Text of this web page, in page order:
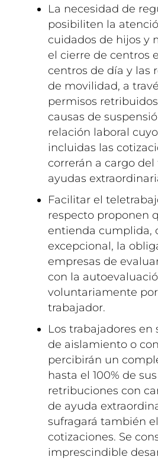
La necesidad de
posibiliten la
cuidados de hijos y
el cierre de centros
centros de día y las
de movilidad, a
permisos
causas de
relación laboral
incluidas las
correrán a cargo del
ayudas
Facilitar el
respecto proponen
entienda cumplida,
excepcional, la
empresas de
con la
voluntariamente
trabajador.
Los trabajadores en
de aislamiento o
percibirán un
hasta el 100% de sus
retribuciones con
de ayuda
sufragará también
cotizaciones. Se
imprescindible